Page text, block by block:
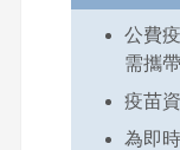
公費
需攜
疫苗
為即